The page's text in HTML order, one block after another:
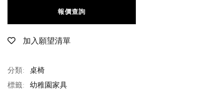
加入願望清單
報價查詢
分類: 桌椅
標籤: 幼稚園家具